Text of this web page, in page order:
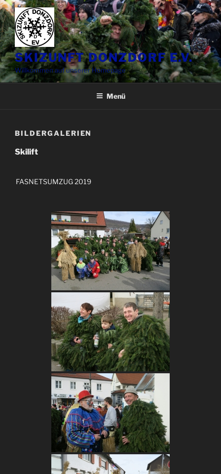
Zum
Inhalt
springen
SKIZUNFT DONZDORF E.V.
Willkommen auf unserer Homepage
Menü
BILDERGALERIEN
Skilift
FASNETSUMZUG 2019